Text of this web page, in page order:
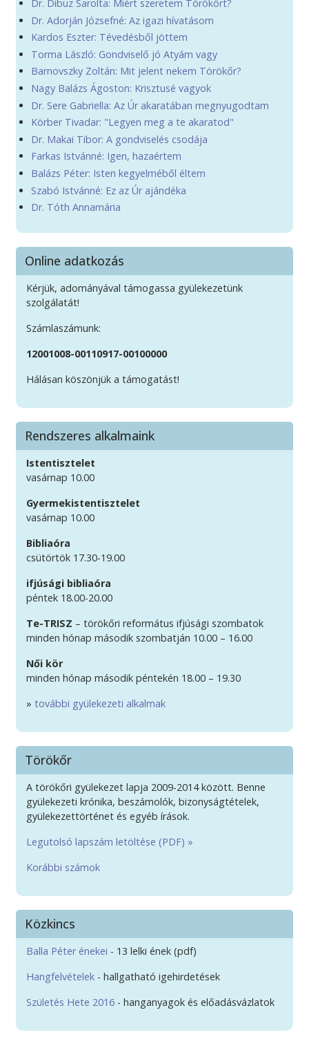
Dr. Dibuz Sarolta: Miért szeretem Törökőrt?
Dr. Adorján Józsefné: Az igazi hívatásom
Kardos Eszter: Tévedésből jöttem
Torma László: Gondviselő jó Atyám vagy
Barnovszky Zoltán: Mit jelent nekem Törökőr?
Nagy Balázs Ágoston: Krisztusé vagyok
Dr. Sere Gabriella: Az Úr akaratában megnyugodtam
Körber Tivadar: "Legyen meg a te akaratod"
Dr. Makai Tibor: A gondviselés csodája
Farkas Istvánné: Igen, hazaértem
Balázs Péter: Isten kegyelméből éltem
Szabó Istvánné: Ez az Úr ajándéka
Dr. Tóth Annamária
Online adatkozás
Kérjük, adományával támogassa gyülekezetünk
szolgálatát!
Számlaszámunk:
12001008-00110917-00100000
Hálásan köszönjük a támogatást!
Rendszeres alkalmaink
Istentisztelet
vasárnap 10.00
Gyermekistentisztelet
vasárnap 10.00
Bibliaóra
csütörtök 17.30-19.00
ifjúsági bibliaóra
péntek 18.00-20.00
Te-TRISZ – törökőri református ifjúsági szombatok
minden hónap második szombatján 10.00 – 16.00
Női kör
minden hónap második péntekén 18.00 – 19.30
» további gyülekezeti alkalmak
Törökőr
A törökőri gyülekezet lapja 2009-2014 között. Benne
gyülekezeti krónika, beszámolók, bizonyságtételek,
gyülekezettörténet és egyéb írások.
Legutolsó lapszám letöltése (PDF) »
Korábbi számok
Közkincs
Balla Péter énekei - 13 lelki ének (pdf)
Hangfelvételek - hallgatható igehirdetések
Születés Hete 2016 - hanganyagok és előadásvázlatok